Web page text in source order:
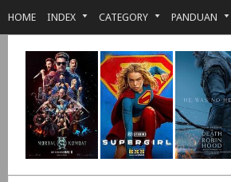
HOME INDEX CATEGORY PANDUAN